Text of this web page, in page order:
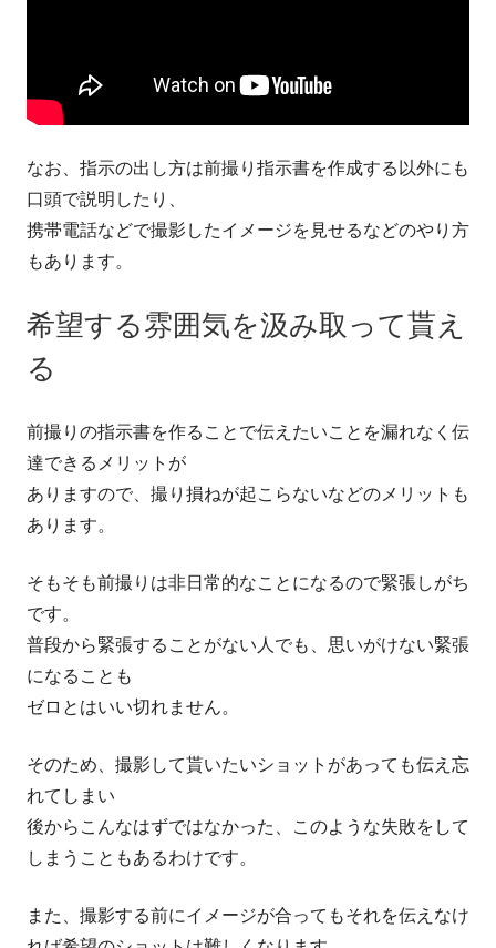
なお、指示の出し方は前撮り指示書を作成する以外にも
口頭で説明したり、
携帯電話などで撮影したイメージを見せるなどのやり方
もあります。
希望する雰囲気を汲み取って貰え
る
前撮りの指示書を作ることで伝えたいことを漏れなく伝
達できるメリットが
ありますので、撮り損ねが起こらないなどのメリットも
あります。
そもそも前撮りは非日常的なことになるので緊張しがち
です。
普段から緊張することがない人でも、思いがけない緊張
になることも
ゼロとはいい切れません。
そのため、撮影して貰いたいショットがあっても伝え忘
れてしまい
後からこんなはずではなかった、このような失敗をして
しまうこともあるわけです。
また、撮影する前にイメージが合ってもそれを伝えなけ